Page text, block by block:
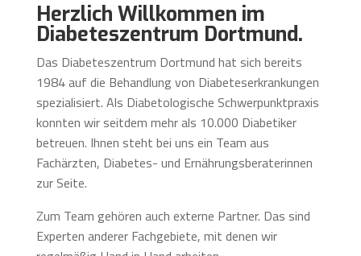
Herzlich Willkommen im
Diabeteszentrum Dortmund.
Das Diabeteszentrum Dortmund hat sich bereits
1984 auf die Behandlung von Diabeteserkrankungen
spezialisiert. Als Diabetologische Schwerpunktpraxis
konnten wir seitdem mehr als 10.000 Diabetiker
betreuen. Ihnen steht bei uns ein Team aus
Fachärzten, Diabetes- und Ernährungsberaterinnen
zur Seite.
Zum Team gehören auch externe Partner. Das sind
Experten anderer Fachgebiete, mit denen wir